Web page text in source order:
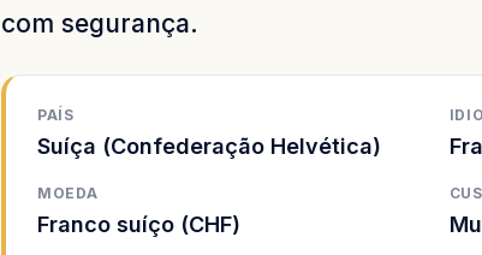
com segurança.
PAÍS
Suíça (Confederação Helvética)
MOEDA
Franco suíço (CHF)